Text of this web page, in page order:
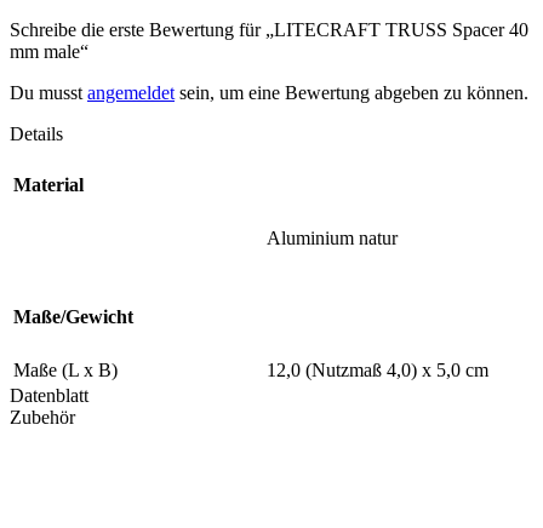
Schreibe die erste Bewertung für „LITECRAFT TRUSS Spacer 40
mm male“
Du musst angemeldet sein, um eine Bewertung abgeben zu können.
Details
Material
Aluminium natur
Maße/Gewicht
Maße (L x B)
12,0 (Nutzmaß 4,0) x 5,0 cm
Datenblatt
Zubehör